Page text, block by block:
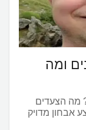
ומה
מה הצעדים
אבחון מדויק